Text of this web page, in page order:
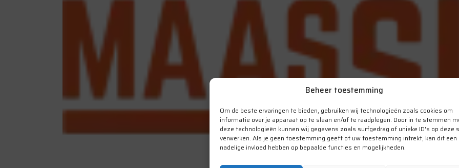
Beheer toestemming
Om de beste ervaringen te bieden, gebruiken wij technologieën zoals cookies om
informatie over je apparaat op te slaan en/of te raadplegen. Door in te stemmen
deze technologieën kunnen wij gegevens zoals surfgedrag of unieke ID's op deze
verwerken. Als je geen toestemming geeft of uw toestemming intrekt, kan dit een
nadelige invloed hebben op bepaalde functies en mogelijkheden.